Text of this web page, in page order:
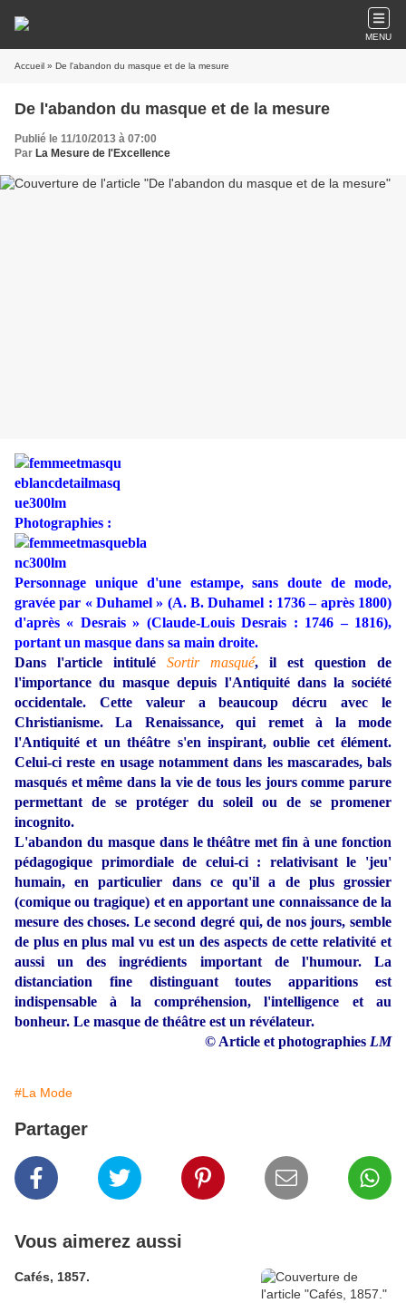
MENU
Accueil » De l'abandon du masque et de la mesure
De l'abandon du masque et de la mesure
Publié le 11/10/2013 à 07:00
Par La Mesure de l'Excellence
Photographies :
Personnage unique d'une estampe, sans doute de mode,
gravée par « Duhamel » (A. B. Duhamel : 1736 – après 1800)
d'après « Desrais » (Claude-Louis Desrais : 1746 – 1816),
portant un masque dans sa main droite.
Dans l'article intitulé
Sortir masqué, il est question de
l'importance du masque depuis l'Antiquité dans la société
occidentale. Cette valeur a beaucoup décru avec le
Christianisme. La Renaissance, qui remet à la mode
l'Antiquité et un théâtre s'en inspirant, oublie cet élément.
Celui-ci reste en usage notamment dans les mascarades, bals
masqués et même dans la vie de tous les jours comme parure
permettant de se protéger du soleil ou de se promener
incognito.
L'abandon du masque dans le théâtre met fin à une fonction
pédagogique primordiale de celui-ci : relativisant le 'jeu'
humain, en particulier dans ce qu'il a de plus grossier
(comique ou tragique) et en apportant une connaissance de la
mesure des choses. Le second degré qui, de nos jours, semble
de plus en plus mal vu est un des aspects de cette relativité et
aussi un des ingrédients important de l'humour. La
distanciation fine distinguant toutes apparitions est
indispensable à la compréhension, l'intelligence et au
bonheur. Le masque de théâtre est un révélateur.
© Article et photographies LM
#La Mode
Partager
Vous aimerez aussi
Cafés, 1857.